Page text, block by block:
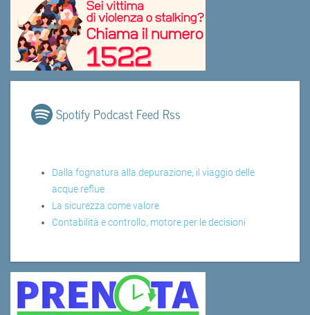
Spotify Podcast Feed Rss
Dalla fognatura alla depurazione, il viaggio delle
acque reflue
La sicurezza come valore
Contabilità e controllo, motore per le decisioni